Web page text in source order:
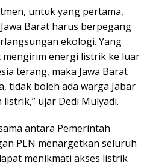
untuk yang pertama,
Barat harus berpegang
ekologi. Yang
mengirim energi listrik ke luar
terang, maka Jawa Barat
tidak boleh ada warga Jabar
ujar Dedi Mulyadi.
antara Pemerintah
PLN menargetkan seluruh
menikmati akses listrik